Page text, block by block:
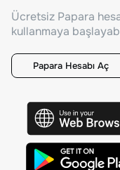
Ücretsiz Papara
kullanmaya
Papara Hesabı Aç